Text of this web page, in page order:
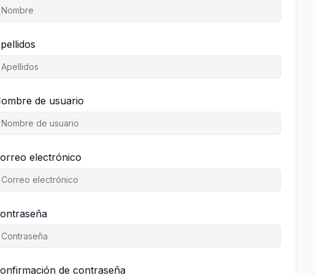
de usuario
electrónico
de contraseña